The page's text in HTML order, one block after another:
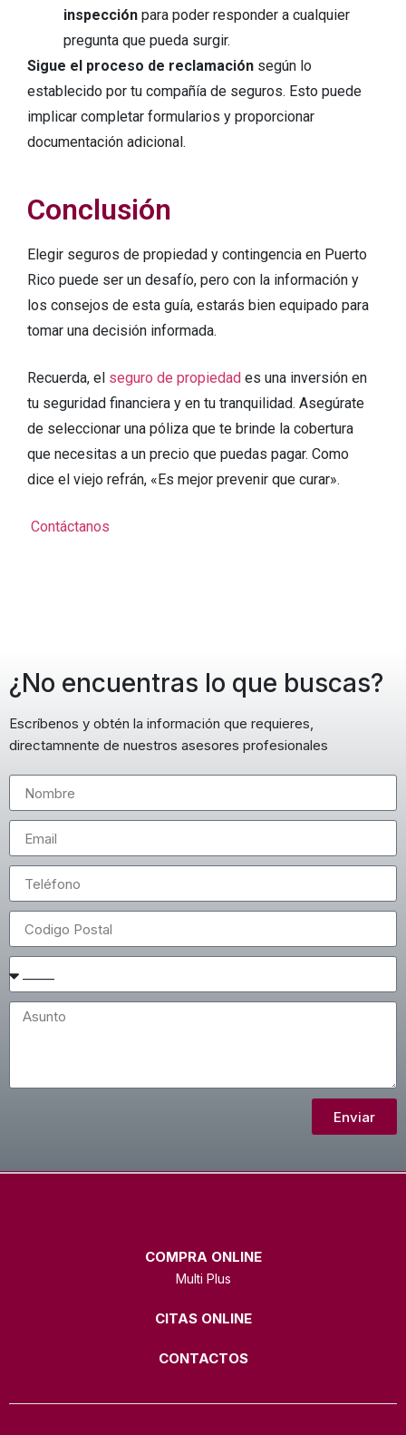
inspección para poder responder a cualquier
pregunta que pueda surgir.
Sigue el proceso de reclamación según lo
establecido por tu compañía de seguros. Esto puede
implicar completar formularios y proporcionar
documentación adicional.
Conclusión
Elegir seguros de propiedad y contingencia en Puerto
Rico puede ser un desafío, pero con la información y
los consejos de esta guía, estarás bien equipado para
tomar una decisión informada.
Recuerda, el seguro de propiedad es una inversión en
tu seguridad financiera y en tu tranquilidad. Asegúrate
de seleccionar una póliza que te brinde la cobertura
que necesitas a un precio que puedas pagar. Como
dice el viejo refrán, «Es mejor prevenir que curar».
Contáctanos
¿No encuentras lo que buscas?
Escríbenos y obtén la información que requieres,
directamnente de nuestros asesores profesionales
Enviar
COMPRA ONLINE
Multi Plus
CITAS ONLINE
CONTACTOS